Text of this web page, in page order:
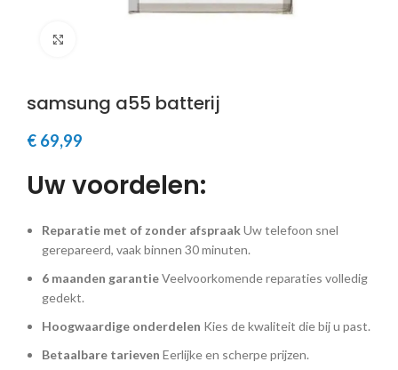
samsung a55 batterij
€ 69,99
Uw voordelen:
Reparatie met of zonder afspraakUw telefoon snel
gerepareerd, vaak binnen 30 minuten.
6 maanden garantieVeelvoorkomende reparaties volledig
gedekt.
Hoogwaardige onderdelen Kies de kwaliteit die bij u past.
Betaalbare tarieven Eerlijke en scherpe prijzen.